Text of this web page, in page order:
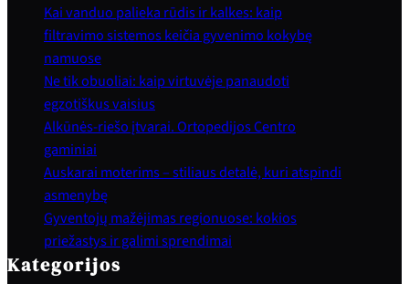
Kai vanduo palieka rūdis ir kalkes: kaip
filtravimo sistemos keičia gyvenimo kokybę
namuose
Ne tik obuoliai: kaip virtuvėje panaudoti
egzotiškus vaisius
Alkūnės-riešo įtvarai. Ortopedijos Centro
gaminiai
Auskarai moterims – stiliaus detalė, kuri atspindi
asmenybę
Gyventojų mažėjimas regionuose: kokios
priežastys ir galimi sprendimai
Kategorijos